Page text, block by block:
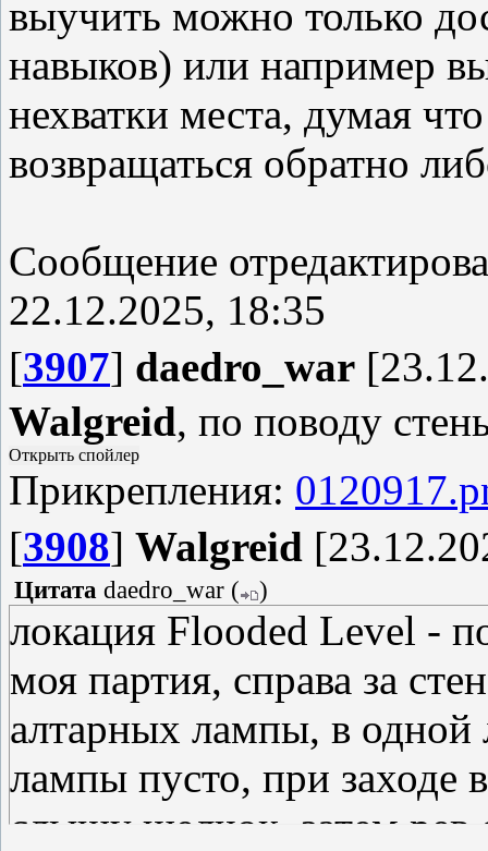
выучить можно только
навыков) или например
нехватки места, думая
возвращаться обратно
Сообщение
22.12.2025, 18:35
[3907] daedro_war
Walgreid, по поводу
Прикрепления:
[3908] Walgreid
Цитата daedro_war ( )
локация Flooded Level -
моя партия, справа за
алтарных лампы, в одной
лампы пусто, при заходе
слышу щелчок, затем рев